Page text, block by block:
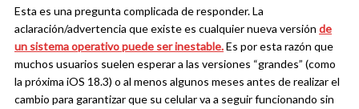
Esta es una pregunta complicada de responder. La
aclaración/advertencia que existe es cualquier nueva versión de
un sistema operativo puede ser inestable.Es por esta razón que
muchos usuarios suelen esperar a las versiones “grandes” (como
la próxima iOS 18.3) o al menos algunos meses antes de realizar el
cambio para garantizar que su celular va a seguir funcionando sin